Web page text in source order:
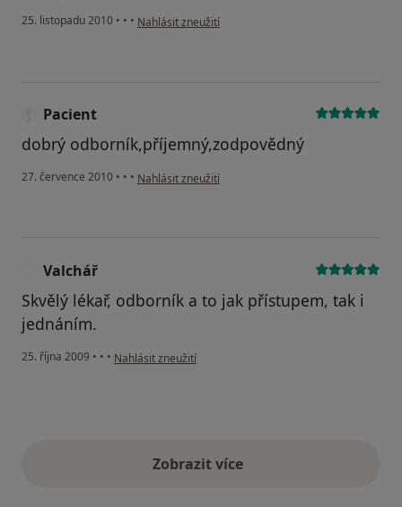
25. listopadu 2010 • • • podle názoru uživatele Pacient
Nahlásit zneužití
Pacient
dobrý odborník,příjemný,zodpovědný
27. července 2010 • • • podle názoru uživatele Pacient
Nahlásit zneužití
Valchář
Skvělý lékař, odborník a to jak přístupem, tak i
jednáním.
25. října 2009 • • • podle názoru uživatele Valchář
Nahlásit zneužití
Zobrazit vícevýše uvedené názory